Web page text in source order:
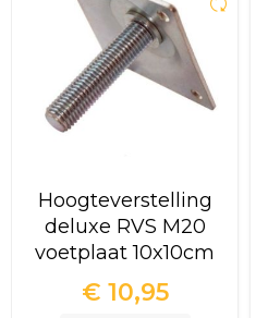
Hoogteverstelling
deluxe RVS M20
voetplaat 10x10cm
€ 10,95